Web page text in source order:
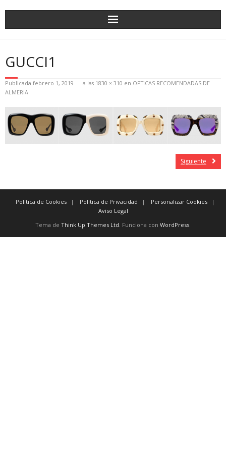
GUCCI1
Publicada febrero 1, 2019 a las 1830 × 310 en OPTICAS RECOMENDADAS DE
ALMERIA
Siguiente
Política de Cookies Política de Privacidad
Personalizar Cookies
Aviso Legal
Tema de Think Up Themes Ltd . Funciona con WordPress